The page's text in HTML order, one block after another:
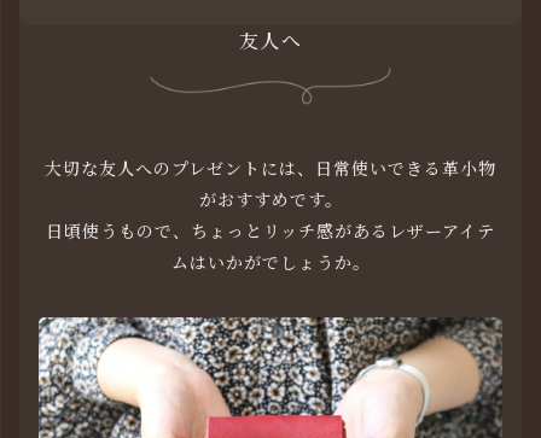
友人へ
大切な友人へのプレゼントには、日常使いできる革小物
がおすすめです。
日頃使うもので、ちょっとリッチ感があるレザーアイテ
ムはいかがでしょうか。